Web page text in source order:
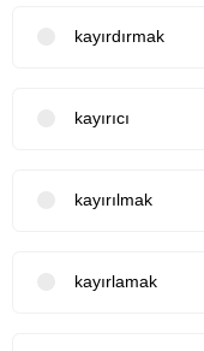
kayırdırmak
kayırıcı
kayırılmak
kayırlamak